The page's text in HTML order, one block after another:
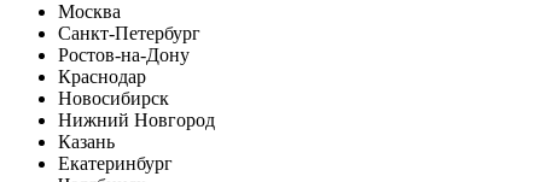
Москва
Санкт-Петербург
Ростов-на-Дону
Краснодар
Новосибирск
Нижний Новгород
Казань
Екатеринбург